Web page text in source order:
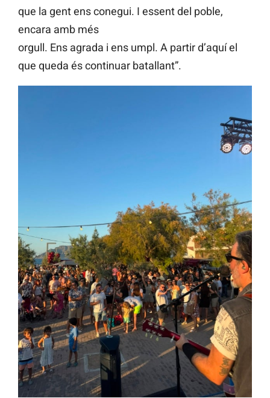
que la gent ens conegui. I essent del poble,
encara amb més
orgull. Ens agrada i ens umpl. A partir d’aquí el
que queda és continuar batallant”.